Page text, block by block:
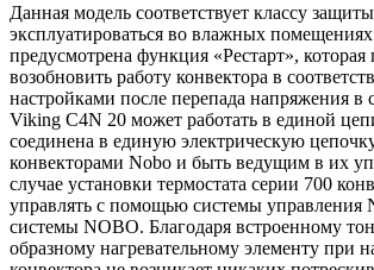
Данная модель соответствует классу
эксплуатироваться во влажных
предусмотрена функция «Рестарт», которая
возобновить работу конвектора в
настройками после перепада напряжения в
Viking C4N 20 может работать в единой
соединена в единую электрическую
конвекторами Nobo и быть ведущим в их
случае установки термостата серии 700
управлять с помощью системы управления
системы NOBO. Благодаря встроенному
образному нагревательному элементу при